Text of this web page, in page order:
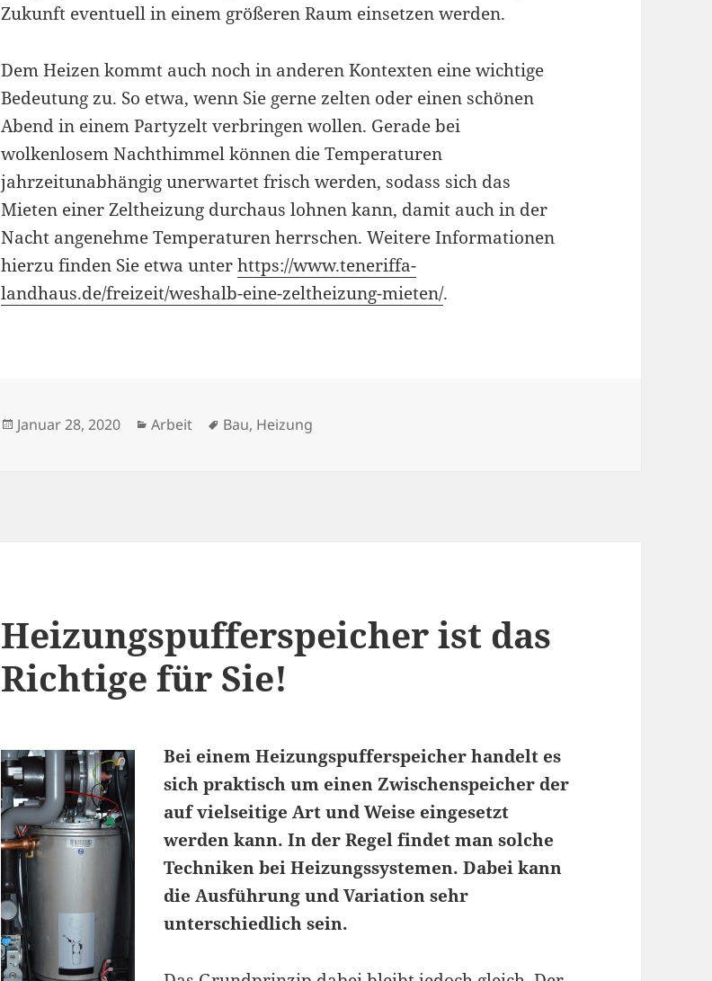
Zukunft eventuell in einem größeren Raum einsetzen werden.
Dem Heizen kommt auch noch in anderen Kontexten eine wichtige
Bedeutung zu. So etwa, wenn Sie gerne zelten oder einen schönen
Abend in einem Partyzelt verbringen wollen. Gerade bei
wolkenlosem Nachthimmel können die Temperaturen
jahrzeitunabhängig unerwartet frisch werden, sodass sich das
Mieten einer Zeltheizung durchaus lohnen kann, damit auch in der
Nacht angenehme Temperaturen herrschen. Weitere Informationen
hierzu finden Sie etwa unterhttps://www.teneriffa-
landhaus.de/freizeit/weshalb-eine-zeltheizung-mieten/.
Veröffentlicht
Januar 28, 2020 Kategorien
Arbeit Schlagwörter
Bau, Heizung
Heizungspufferspeicher ist das
Richtige für Sie!
Bei einem Heizungspufferspeicher handelt es
sich praktisch um einen Zwischenspeicher der
auf vielseitige Art und Weise eingesetzt
werden kann. In der Regel findet man solche
Techniken bei Heizungssystemen. Dabei kann
die Ausführung und Variation sehr
unterschiedlich sein.